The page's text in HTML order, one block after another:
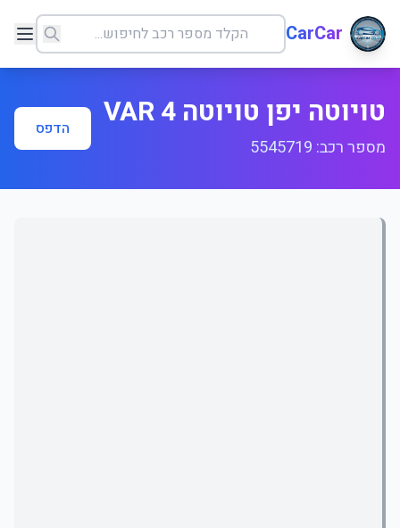
CarCar
טויוטה יפן טויוטה 4 VAR
מספר רכב: 5545719
הדפס